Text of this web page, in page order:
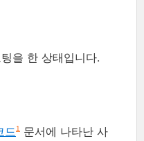
을 한 상태입니다.
드1
문서에 나타난 사